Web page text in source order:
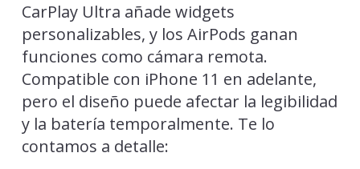
CarPlay Ultra añade widgets
personalizables, y los AirPods ganan
funciones como cámara remota.
Compatible con iPhone 11 en adelante,
pero el diseño puede afectar la legibilidad
y la batería temporalmente. Te lo
contamos a detalle: